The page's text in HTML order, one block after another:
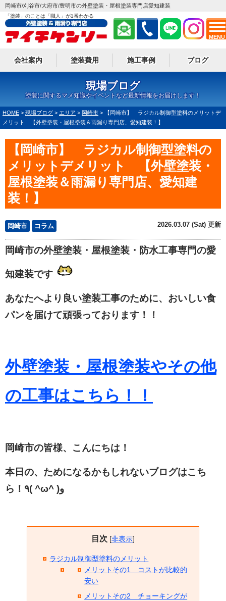
MENU
岡崎市/刈谷市/大府市/豊明市の外壁塗装・屋根塗装専門店愛知建装
「塗装」のことは「職人」が1番わかる
会社案内 塗装費用 施工事例 ブログ
現場ブログ
塗装に関するマメ知識やイベントなど最新情報をお届けします！
HOME > 現場ブログ > エリア > 岡崎市 >
【岡崎市】 ラジカル制御型塗料のメリットデ
メリット 【外壁塗装・屋根塗装＆雨漏り専門店、愛知建装！】
【岡崎市】 ラジカル制御型塗料の
メリットデメリット 【外壁塗装・
屋根塗装＆雨漏り専門店、愛知建
装！】
岡崎市 コラム 2026.03.07 (Sat) 更新
岡崎市の外壁塗装・屋根塗装・防水工事専門の愛
知建装です
あなたへより良い塗装工事のために、おいしい食
パンを届けて頑張っております！！
外壁塗装・屋根塗装やその他
の工事はこちら！！
岡崎市の皆様、こんにちは！
本日の、ためになるかもしれないブログはこち
ら！٩( ^ω^ )و
目次 [非表示]
ラジカル制御型塗料のメリット
メリットその1 コストが比較的
安い
メリットその2 チョーキングが